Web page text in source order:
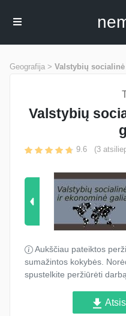
Geografija > Valstybių
Valstybių
9.6 (3
Aukščiau pateiktos
sumažintos kokybės.
spustelkite peržiūrėti darbą.